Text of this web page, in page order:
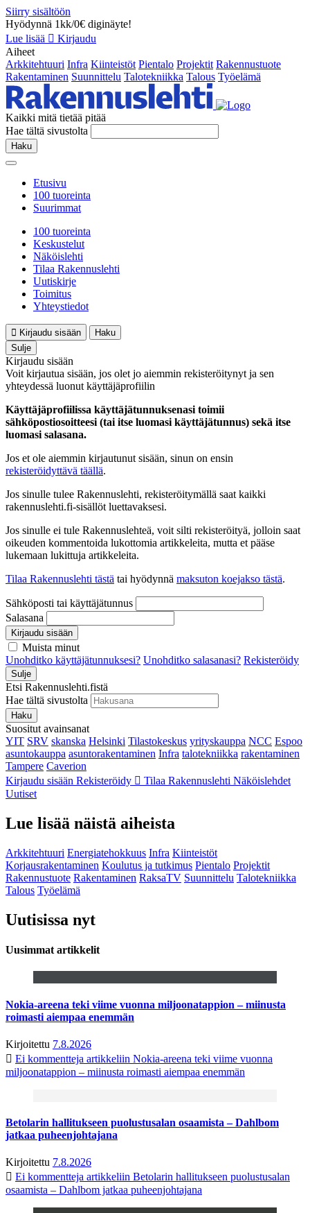
Siirry sisältöön
Hyödynnä 1kk/0€ diginäyte!
Lue lisää
Kirjaudu
Aiheet
Arkkitehtuuri Infra Kiinteistöt Pientalo Projektit Rakennustuote
Rakentaminen Suunnittelu Talotekniikka Talous Työelämä
Kaikki mitä tietää pitää
Hae tältä sivustolta
Haku
Etusivu
100 tuoreinta
Suurimmat
100 tuoreinta
Keskustelut
Näköislehti
Tilaa Rakennuslehti
Uutiskirje
Toimitus
Yhteystiedot
Kirjaudu sisään
Haku
Sulje
Kirjaudu sisään
Voit kirjautua sisään, jos olet jo aiemmin rekisteröitynyt ja sen
yhteydessä luonut käyttäjäprofiilin
Käyttäjäprofiilissa käyttäjätunnuksenasi toimii
sähköpostiosoitteesi (tai itse luomasi käyttäjätunnus) sekä itse
luomasi salasana.
Jos et ole aiemmin kirjautunut sisään, sinun on ensin
rekisteröidyttävä täällä.
Jos sinulle tulee Rakennuslehti, rekisteröitymällä saat kaikki
rakennuslehti.fi-sisällöt luettavaksesi.
Jos sinulle ei tule Rakennuslehteä, voit silti rekisteröityä, jolloin saat
oikeuden kommentoida lukottomia artikkeleita, mutta et pääse
lukemaan lukittuja artikkeleita.
Tilaa Rakennuslehti tästä tai hyödynnä maksuton koejakso tästä.
Sähköposti tai käyttäjätunnus
Salasana
Kirjaudu sisään
Muista minut
Unohditko käyttäjätunnuksesi? Unohditko salasanasi? Rekisteröidy
Sulje
Etsi Rakennuslehti.fistä
Hae tältä sivustolta
Haku
Suositut avainsanat
YIT SRV skanska Helsinki Tilastokeskus yrityskauppa NCC Espoo
asuntokauppa asuntorakentaminen Infra talotekniikka rakentaminen
Tampere Caverion
Kirjaudu sisään Rekisteröidy Tilaa Rakennuslehti Näköislehdet
Uutiset
Lue lisää näistä aiheista
Arkkitehtuuri Energiatehokkuus Infra Kiinteistöt
Korjausrakentaminen Koulutus ja tutkimus Pientalo Projektit
Rakennustuote Rakentaminen RaksaTV Suunnittelu Talotekniikka
Talous Työelämä
Uutisissa nyt
Uusimmat artikkelit
Nokia-areena teki viime vuonna miljoonatappion – miinusta
roimasti aiempaa enemmän
Kirjoitettu 7.8.2026
Ei kommentteja artikkeliin Nokia-areena teki viime vuonna
miljoonatappion – miinusta roimasti aiempaa enemmän
Betolarin hallitukseen puolustusalan osaamista – Dahlbom
jatkaa puheenjohtajana
Kirjoitettu 7.8.2026
Ei kommentteja artikkeliin Betolarin hallitukseen puolustusalan
osaamista – Dahlbom jatkaa puheenjohtajana